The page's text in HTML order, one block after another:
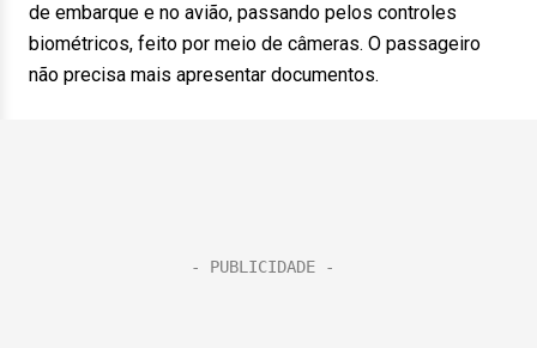
de embarque e no avião, passando pelos controles
biométricos, feito por meio de câmeras. O passageiro
não precisa mais apresentar documentos.